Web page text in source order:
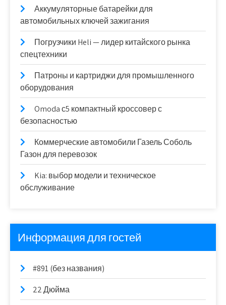
Аккумуляторные батарейки для
автомобильных ключей зажигания
Погрузчики Heli — лидер китайского рынка
спецтехники
Патроны и картриджи для промышленного
оборудования
Omoda с5 компактный кроссовер с
безопасностью
Коммерческие автомобили Газель Соболь
Газон для перевозок
Kia: выбор модели и техническое
обслуживание
Информация для гостей
#891 (без названия)
22 Дюйма